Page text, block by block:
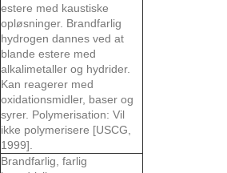
estere med kaustiske
opløsninger. Brandfarlig
hydrogen dannes ved at
blande estere med
alkalimetaller og hydrider.
Kan reagerer med
oxidationsmidler, baser og
syrer. Polymerisation: Vil
ikke polymerisere [USCG,
1999].
Brandfarlig, farlig